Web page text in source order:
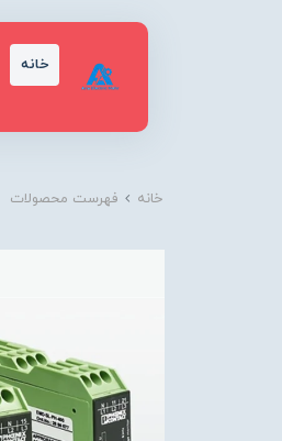
خانه
خانه فهرست محصولات